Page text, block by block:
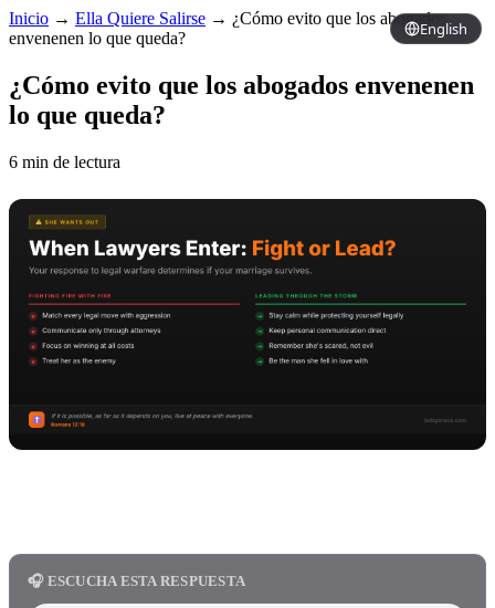
English
Inicio → Ella Quiere Salirse → ¿Cómo evito que los abogados
envenenen lo que queda?
¿Cómo evito que los abogados envenenen
lo que queda?
6 min de lectura
🎧 ESCUCHA ESTA RESPUESTA